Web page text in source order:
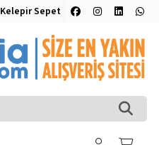
Kelepir Sepet